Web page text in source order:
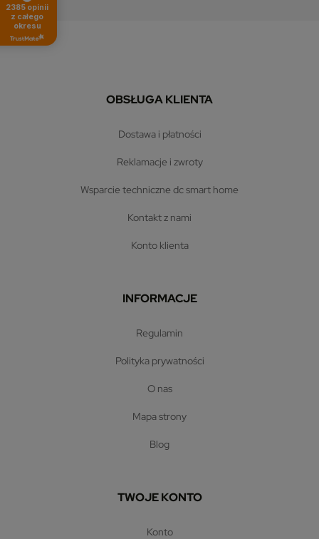
2385 opinii
z całego
okresu
OBSŁUGA KLIENTA
dostawa i płatności
reklamacje i zwroty
wsparcie techniczne dc smart home
kontakt z nami
konto klienta
INFORMACJE
regulamin
polityka prywatności
o nas
mapa strony
blog
TWOJE KONTO
konto